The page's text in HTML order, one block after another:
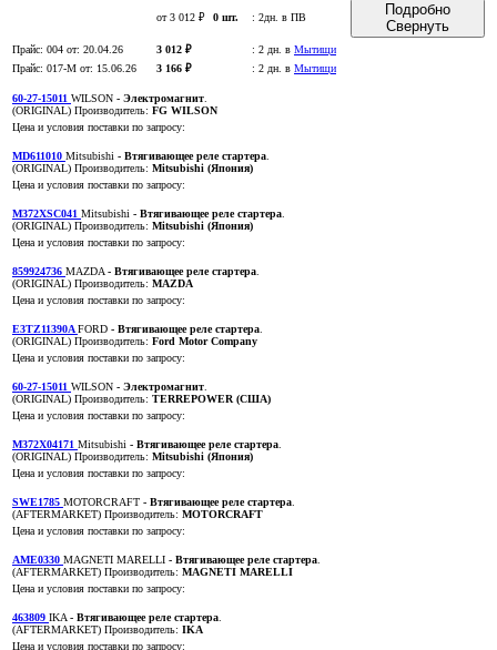
от 3 012 ₽ 0 шт. : 2дн. в ПВ
Подробно
Свернуть
Прайс: 004 от: 20.04.26 3 012 ₽ : 2 дн. в Мытищи
Прайс: 017-M от: 15.06.26 3 166 ₽ : 2 дн. в Мытищи
60-27-15011 WILSON - Электромагнит.
(ORIGINAL) Производитель: FG WILSON
Цена и условия поставки по запросу:
MD611010 Mitsubishi - Втягивающее реле стартера.
(ORIGINAL) Производитель: Mitsubishi (Япония)
Цена и условия поставки по запросу:
M372XSC041 Mitsubishi - Втягивающее реле стартера.
(ORIGINAL) Производитель: Mitsubishi (Япония)
Цена и условия поставки по запросу:
859924736 MAZDA- Втягивающее реле стартера.
(ORIGINAL) Производитель: MAZDA
Цена и условия поставки по запросу:
E3TZ11390AFORD - Втягивающее реле стартера.
(ORIGINAL) Производитель: Ford Motor Company
Цена и условия поставки по запросу:
60-27-15011 WILSON - Электромагнит.
(ORIGINAL) Производитель: TERREPOWER (США)
Цена и условия поставки по запросу:
M372X04171 Mitsubishi - Втягивающее реле стартера.
(ORIGINAL) Производитель: Mitsubishi (Япония)
Цена и условия поставки по запросу:
SWE1785 MOTORCRAFT - Втягивающее реле стартера.
(AFTERMARKET) Производитель: MOTORCRAFT
Цена и условия поставки по запросу:
AME0330 MAGNETI MARELLI - Втягивающее реле стартера.
(AFTERMARKET) Производитель: MAGNETI MARELLI
Цена и условия поставки по запросу:
463809 IKA- Втягивающее реле стартера.
(AFTERMARKET) Производитель: IKA
Цена и условия поставки по запросу: